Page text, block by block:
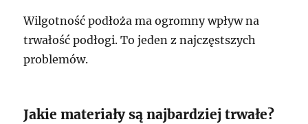
Wilgotność podłoża ma ogromny wpływ na
trwałość podłogi. To jeden z najczęstszych
problemów.
Jakie materiały są najbardziej trwałe?